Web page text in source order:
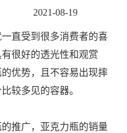
2021-08-19
直受到很多消费者的喜
很好的透光性和观赏
优势，且不容易出现摔
较多见的容器。
推广，亚克力瓶的销量